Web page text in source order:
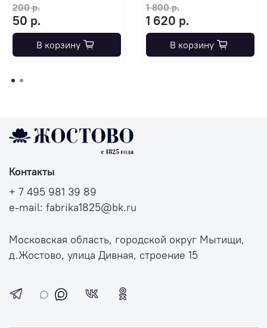
200 р.
50 р.
В корзину
1 800 р.
1 620 р.
В корзину
Контакты
+ 7 495 981 39 89
e-mail: fabrika1825@bk.ru
Московская область, городской округ Мытищи,
д.Жостово, улица Дивная, строение 15